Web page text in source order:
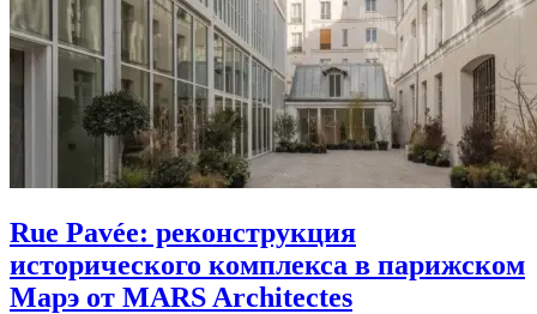
Rue Pavée: реконструкция
исторического комплекса в парижском
Марэ от MARS Architectes